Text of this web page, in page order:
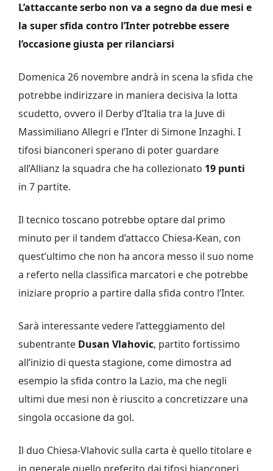
L’attaccante serbo non va a segno da due mesi e
la super sfida contro l’Inter potrebbe essere
l’occasione giusta per rilanciarsi
Domenica 26 novembre andrà in scena la sfida che
potrebbe indirizzare in maniera decisiva la lotta
scudetto, ovvero il Derby d’Italia tra la Juve di
Massimiliano Allegri e l’Inter di Simone Inzaghi. I
tifosi bianconeri sperano di poter guardare
all’Allianz la squadra che ha collezionato 19 punti
in 7 partite.
Il tecnico toscano potrebbe optare dal primo
minuto per il tandem d’attacco Chiesa-Kean, con
quest’ultimo che non ha ancora messo il suo nome
a referto nella classifica marcatori e che potrebbe
iniziare proprio a partire dalla sfida contro l’Inter.
Sarà interessante vedere l’atteggiamento del
subentrante Dusan Vlahovic, partito fortissimo
all’inizio di questa stagione, come dimostra ad
esempio la sfida contro la Lazio, ma che negli
ultimi due mesi non è riuscito a concretizzare una
singola occasione da gol.
Il duo Chiesa-Vlahovic sulla carta è quello titolare e